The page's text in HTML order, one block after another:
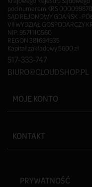
pod numerem KRS
SĄD REJONOWY GDAŃSK -
VII WYDZIAŁ GOSPODARCZY
NIP: 9571110560
REGON 381694935
Kapitał zakładowy 5600 zł
517-333-747
BIURO@CLOUDSHOP.PL
MOJE KONTO
KONTAKT
PRYWATNOŚĆ